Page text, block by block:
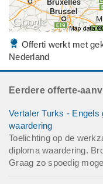
Offerti werkt met
Nederland
Eerdere offerte-
Vertaler Turks -
waardering
Toelichting op de
diploma waardering.
Graag zo spoedig